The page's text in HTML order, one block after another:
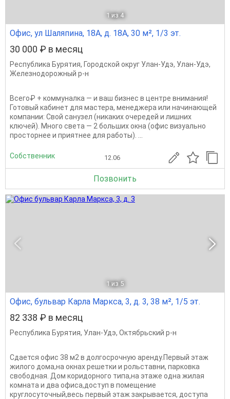
1 из 4
Офис, ул Шаляпина, 18А, д. 18А, 30 м², 1/3 эт.
30 000 ₽ в месяц
Республика Бурятия, Городской округ Улан-Удэ, Улан-Удэ,
Железнодорожный р-н
Всего₽ + коммуналка — и ваш бизнес в центре внимания!
Готовый кабинет для мастера, менеджера или начинающей
компании: Свой санузел (никаких очередей и лишних
ключей). Много света — 2 больших окна (офис визуально
просторнее и приятнее для работы). ...
Собственник 12.06
Позвонить
1 из 5
Офис, бульвар Карла Маркса, 3, д. 3, 38 м², 1/5 эт.
82 338 ₽ в месяц
Республика Бурятия, Улан-Удэ, Октябрьский р-н
Сдается офис 38 м2 в долгосрочную аренду.Первый этаж
жилого дома,на окнах решетки и рольставни, парковка
свободная. Дом коридорного типа,на этаже одна жилая
комната и два офиса,доступ в помещение
круглосуточный,весь первый этаж закрывается, доступа